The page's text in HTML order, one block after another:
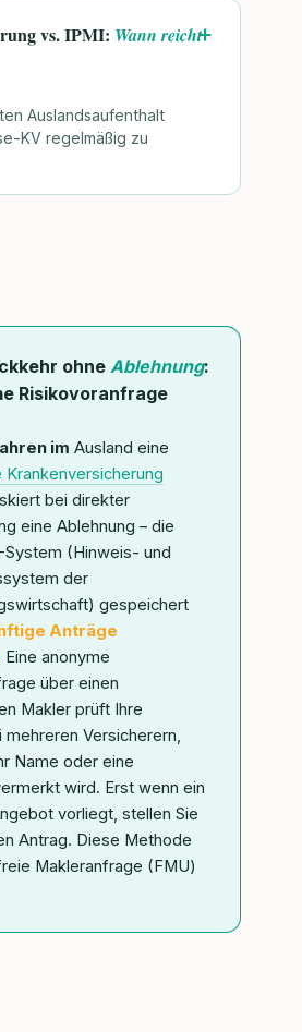
vs. IPMI: Wann reicht
Auslandsaufenthalt
KV regelmäßig zu
ohne Ablehnung:
Risikovoranfrage
im Ausland eine
Krankenversicherung
bei direkter
eine Ablehnung – die
System (Hinweis- und
der
gespeichert
Anträge
Eine anonyme
über einen
Makler prüft Ihre
mehreren Versicherern,
Name oder eine
wird. Erst wenn ein
vorliegt, stellen Sie
Antrag. Diese Methode
Makleranfrage (FMU)